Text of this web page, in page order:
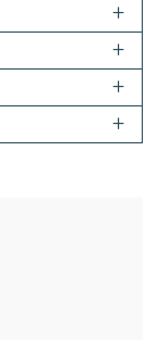
+
+
+
+